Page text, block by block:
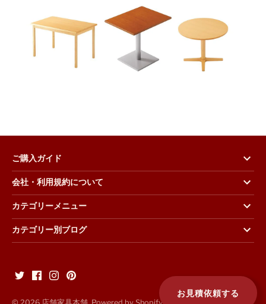
ご購入ガイド
会社・利用規約について
カテゴリーメニュー
カテゴリー別ブログ
お見積依頼する